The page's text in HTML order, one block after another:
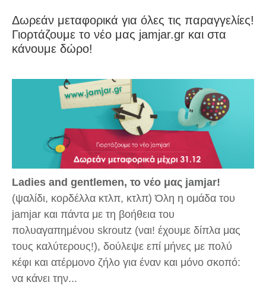
Δωρεάν μεταφορικά για όλες τις παραγγελίες!
Γιορτάζουμε το νέο μας jamjar.gr και στα
κάνουμε δώρο!
Ladies and gentlemen, το νέο μας jamjar!
(ψαλίδι, κορδέλλα κτλπ, κτλπ) Όλη η ομάδα του
jamjar και πάντα με τη βοήθεια του
πολυαγαπημένου skroutz (ναι! έχουμε δίπλα μας
τους καλύτερους!), δούλεψε επί μήνες με πολύ
κέφι και ατέρμονο ζήλο για έναν και μόνο σκοπό:
να κάνει την...